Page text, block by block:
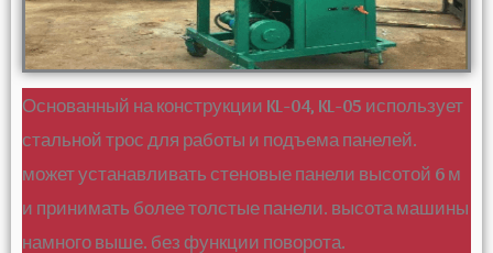
Основанный на конструкции KL-04, KL-05 использует
стальной трос для работы и подъема панелей.
может устанавливать стеновые панели высотой 6 м
и принимать более толстые панели. высота машины
намного выше. без функции поворота.